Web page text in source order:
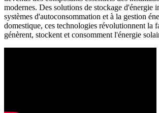
modernes. Des solutions de stockage d'énergie
systèmes d'autoconsommation et à la gestion
domestique, ces technologies révolutionnent la
génèrent, stockent et consomment l'énergie